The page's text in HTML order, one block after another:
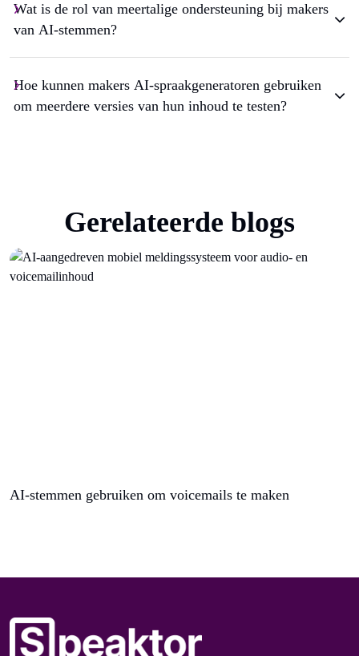
Wat is de rol van meertalige ondersteuning bij makers
van AI-stemmen?
Hoe kunnen makers AI-spraakgeneratoren gebruiken
om meerdere versies van hun inhoud te testen?
Gerelateerde blogs
AI-stemmen gebruiken om voicemails te maken